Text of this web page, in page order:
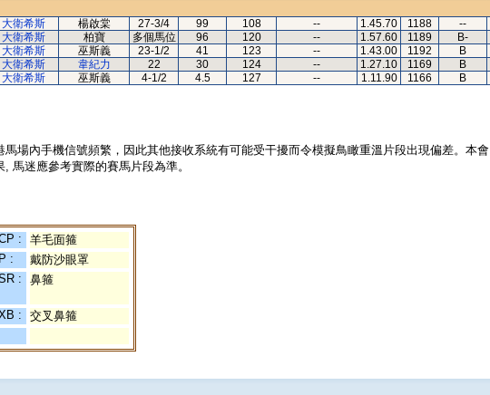
大衛希斯 楊啟棠 27-3/4 99 108 -- 1.45.70 1188
--
大衛希斯 柏寶 多個馬位 96 120 -- 1.57.60 1189
B-
大衛希斯 巫斯義 23-1/2 41 123 -- 1.43.00 1192
B
大衛希斯 韋紀力 22 30 124 -- 1.27.10 1169
B
大衛希斯 巫斯義 4-1/2 4.5 127 -- 1.11.90 1166 B
場內手機信號頻繁，因此其他接收系統有可能受干擾而令模擬鳥瞰重溫片段出現偏差。本會
馬迷應參考實際的賽馬片段為準。
:
羊毛面箍
P :
戴防沙眼罩
: 鼻箍
:
交叉鼻箍